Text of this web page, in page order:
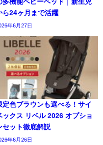
多機能ベビーベッド｜新生児
ら24ヶ月まで活躍
年6月27日
定色ブラウンも選べる！サイ
ックス リベル 2026 オプショ
セット徹底解説
年6月26日